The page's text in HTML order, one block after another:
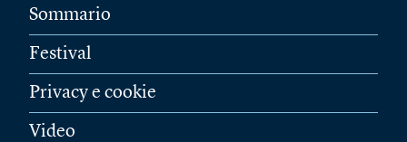
Sommario
Festival
Privacy e cookie
Video